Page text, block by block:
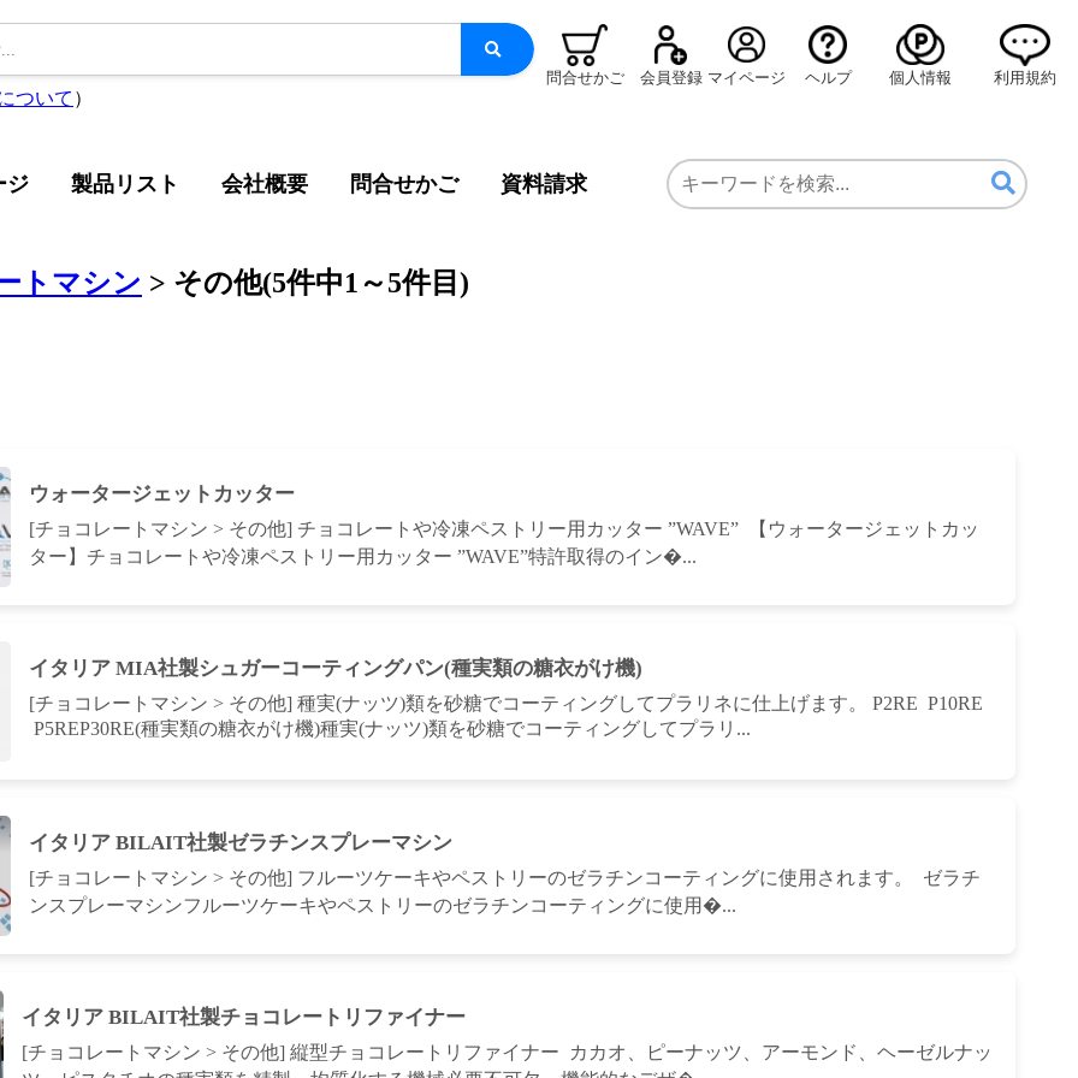
問合せかご 会員登録 マイページ ヘルプ 個人情報 利用規約
ついて ）
ジ 製品リスト 会社概要 問合せかご 資料請求
トマシン > その他(5件中1 ～5件目)
ウォータージェットカッター
[チョコレートマシン > その他] チョコレートや冷凍ペストリー用カッター ”WAVE” 【ウォータージェットカッ
ター】チョコレートや冷凍ペストリー用カッター ”WAVE”特許取得のイン�...
イタリア MIA社製シュガーコーティングパン(種実類の糖衣がけ機)
[チョコレートマシン > その他] 種実(ナッツ)類を砂糖でコーティングしてプラリネに仕上げます。 P2RE P10RE
P5REP30RE(種実類の糖衣がけ機)種実(ナッツ)類を砂糖でコーティングしてプラリ...
イタリア BILAIT社製ゼラチンスプレーマシン
[チョコレートマシン > その他] フルーツケーキやペストリーのゼラチンコーティングに使用されます。 ゼラチ
ンスプレーマシンフルーツケーキやペストリーのゼラチンコーティングに使用�...
イタリア BILAIT社製チョコレートリファイナー
[チョコレートマシン > その他] 縦型チョコレートリファイナー カカオ、ピーナッツ、アーモンド、ヘーゼルナッ